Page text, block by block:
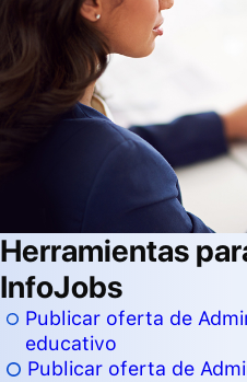
Herramientas
InfoJobs
Publicar oferta de
educativo
Publicar oferta de